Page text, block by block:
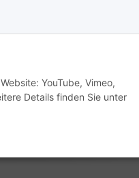
YouTube, Vimeo,
Details finden Sie unter